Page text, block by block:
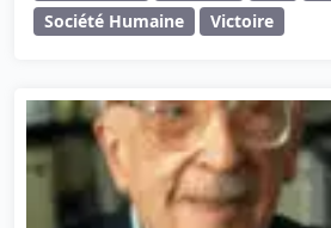
Société Humaine
Victoire